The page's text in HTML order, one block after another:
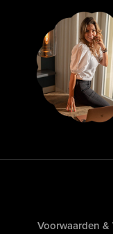
Voorwaarden &